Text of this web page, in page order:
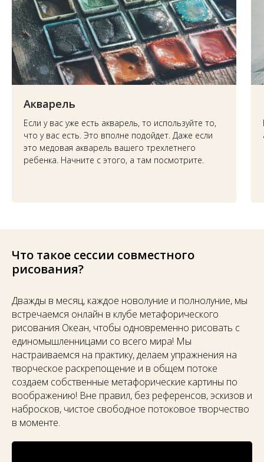
Акварель
Если у вас уже есть акварель, то используйте то,
что у вас есть. Это вполне подойдет. Даже если
это медовая акварель вашего трехлетнего
ребенка. Начните с этого, а там посмотрите.
Что такое сессии совместного
рисования?
Дважды в месяц, каждое новолуние и полнолуние, мы
встречаемся онлайн в клубе метафорического
рисования Океан, чтобы одновременно рисовать с
единомышленницами со всего мира! Мы
настраиваемся на практику, делаем упражнения на
творческое раскрепощение и в общем потоке
создаем собственные метафорические картины по
воображению! Вне правил, без референсов, эскизов и
набросков, чистое свободное потоковое творчество
в моменте.